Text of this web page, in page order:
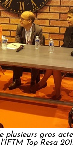
plusieurs gros
Top Resa